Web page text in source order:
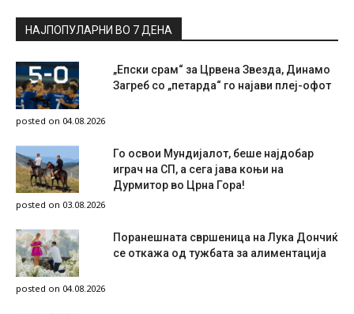
НАЈПОПУЛАРНИ ВО 7 ДЕНА
„Епски срам“ за Црвена Звезда, Динамо
Загреб со „петарда“ го најави плеј-офот
posted on 04.08.2026
Го освои Мундијалот, беше најдобар
играч на СП, а сега јава коњи на
Дурмитор во Црна Гора!
posted on 03.08.2026
Поранешната свршеница на Лука Дончиќ
се откажа од тужбата за алиментација
posted on 04.08.2026